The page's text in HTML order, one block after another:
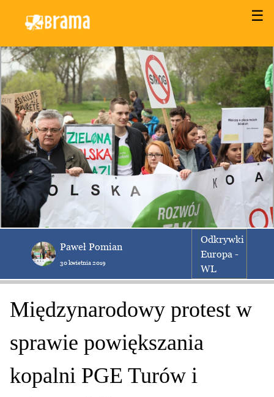
☰
Paweł Pomian
30 kwietnia 2019
Odkrywki
Europa -
WL
Międzynarodowy protest w
sprawie powiększania
kopalni PGE Turów i